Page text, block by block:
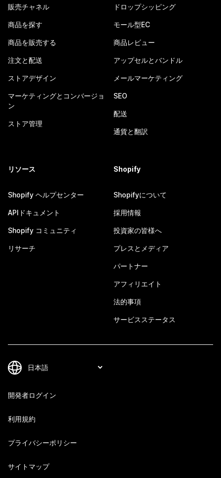
販売チャネル
商品を探す
商品を販売する
注文と配送
ストアデザイン
マーケティングとコンバージョ
ン
ストア管理
ドロップシッピング
モール型EC
商品レビュー
アップセルとバンドル
メールマーケティング
SEO
配送
通貨と翻訳
リソース
Shopify ヘルプセンター
APIドキュメント
Shopify コミュニティ
リサーチ
Shopify
Shopifyについて
採用情報
投資家の皆様へ
プレスとメディア
パートナー
アフィリエイト
法的事項
サービスステータス
開発者ログイン
利用規約
プライバシーポリシー
サイトマップ